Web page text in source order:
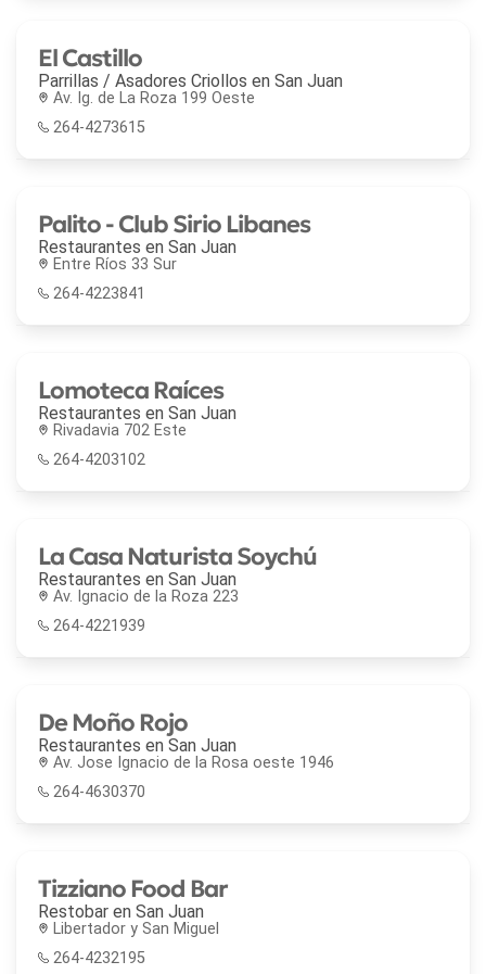
El Castillo
Parrillas / Asadores Criollos en San Juan
Av. Ig. de La Roza 199 Oeste
264-4273615
Palito - Club Sirio Libanes
Restaurantes en San Juan
Entre Ríos 33 Sur
264-4223841
Lomoteca Raíces
Restaurantes en San Juan
Rivadavia 702 Este
264-4203102
La Casa Naturista Soychú
Restaurantes en San Juan
Av. Ignacio de la Roza 223
264-4221939
De Moño Rojo
Restaurantes en San Juan
Av. Jose Ignacio de la Rosa oeste 1946
264-4630370
Tizziano Food Bar
Restobar en San Juan
Libertador y San Miguel
264-4232195